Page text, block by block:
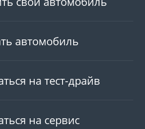
автомобиль
на тест-драйв
на сервис